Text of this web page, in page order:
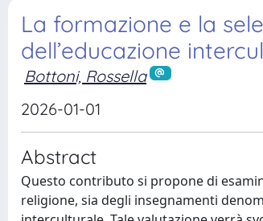
La formazione e la
dell’educazione
Bottoni, Rossella
2026-01-01
Abstract
Questo contributo si propone di
religione, sia degli insegnamenti